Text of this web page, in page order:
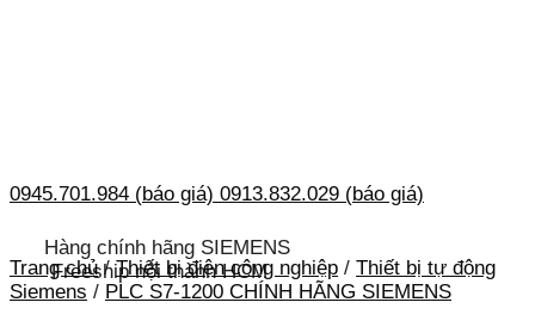
0945.701.984 (báo giá) 0913.832.029 (báo giá)
Hàng chính hãng SIEMENS
Freeship nội thành HCM
Trang chủ / Thiết bị điện công nghiệp / Thiết bị tự động
Siemens / PLC S7-1200 CHÍNH HÃNG SIEMENS